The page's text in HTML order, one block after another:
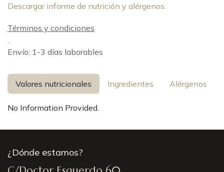
Descargar informe de nutrición y alérgenos.
Términos y condiciones
Envío: 1-3 días laborables
Valores nutricionales Ingredientes Alérgenos
No Information Provided.
¿Dónde estamos?